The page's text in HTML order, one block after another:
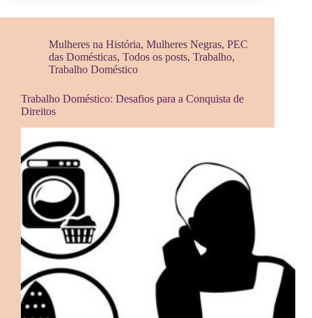
Mulheres na História, Mulheres Negras, PEC
das Domésticas, Todos os posts, Trabalho,
Trabalho Doméstico
Trabalho Doméstico: Desafios para a Conquista de
Direitos